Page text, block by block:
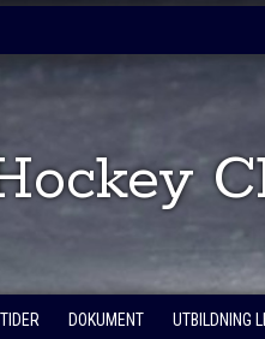
DOKUMENT UTBILDNING